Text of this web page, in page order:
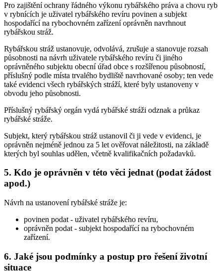
Pro zajištění ochrany řádného výkonu rybářského práva a chovu ryb
v rybnících je uživatel rybářského revíru povinen a subjekt
hospodařící na rybochovném zařízení oprávněn navrhnout
rybářskou stráž.
Rybářskou stráž ustanovuje, odvolává, zrušuje a stanovuje rozsah
působnosti na návrh uživatele rybářského revíru či jiného
oprávněného subjektu obecní úřad obce s rozšířenou působností,
příslušný podle místa trvalého bydliště navrhované osoby; ten vede
také evidenci všech rybářských stráží, které byly ustanoveny v
obvodu jeho působnosti.
Příslušný rybářský orgán vydá rybářské stráži odznak a průkaz
rybářské stráže.
Subjekt, který rybářskou stráž ustanovil či ji vede v evidenci, je
oprávněn nejméně jednou za 5 let ověřovat náležitosti, na základě
kterých byl souhlas udělen, včetně kvalifikačních požadavků.
5. Kdo je oprávněn v této věci jednat (podat žádost
apod.)
Návrh na ustanovení rybářské stráže je:
povinen podat - uživatel rybářského revíru,
oprávněn podat - subjekt hospodařící na rybochovném
zařízení.
6. Jaké jsou podmínky a postup pro řešení životní
situace